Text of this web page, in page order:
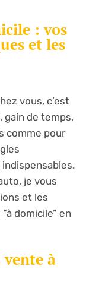
: vos
et les
vous, c’est
gain de temps,
comme pour
je vous
et les
domicile” en
à